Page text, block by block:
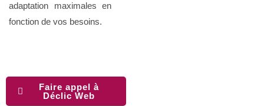
adaptation maximales en
fonction de vos besoins.
Faire appel à
Déclic Web